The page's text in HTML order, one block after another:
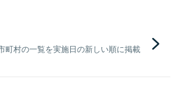
町村の一覧を実施日の新しい順に掲載